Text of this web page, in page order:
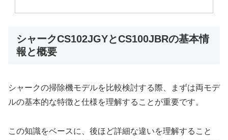
シャークCS102JGYとCS100JBRの基本情
報と概要
シャークの掃除機モデルを比較検討する際、まずは両モデ
ルの基本的な特徴と仕様を理解することが重要です。
この知識をベースに、後ほど詳細な違いを理解すること